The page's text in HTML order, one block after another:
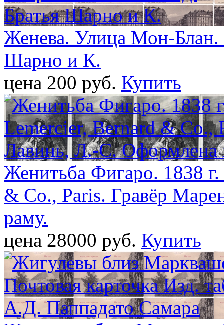
Женева. Улица Мон-Блан.
Шарно и К.
цена 200 pуб. Купить
Женитьба Фигаро. 1838
& Co., Paris. Гравёр
раму.
цена 28000 pуб. Купить